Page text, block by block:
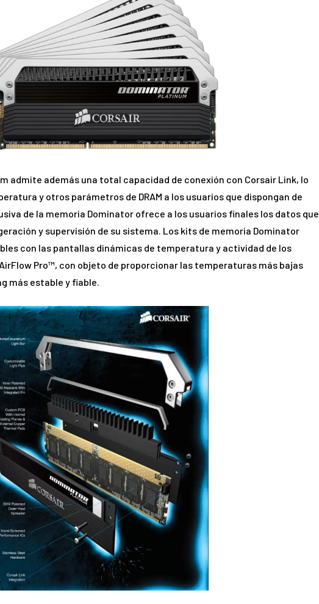
admite además una total capacidad de conexión con Corsair Link, lo
y otros parámetros de DRAM a los usuarios que dispongan de
de la memoria Dominator ofrece a los usuarios finales los datos que
y supervisión de su sistema. Los kits de memoria Dominator
con las pantallas dinámicas de temperatura y actividad de los
Pro™, con objeto de proporcionar las temperaturas más bajas
más estable y fiable.